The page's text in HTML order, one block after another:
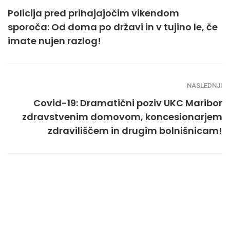
Policija pred prihajajočim vikendom
sporoča: Od doma po državi in v tujino le, če
imate nujen razlog!
NASLEDNJI
Covid-19: Dramatični poziv UKC Maribor
zdravstvenim domovom, koncesionarjem
zdraviliščem in drugim bolnišnicam!